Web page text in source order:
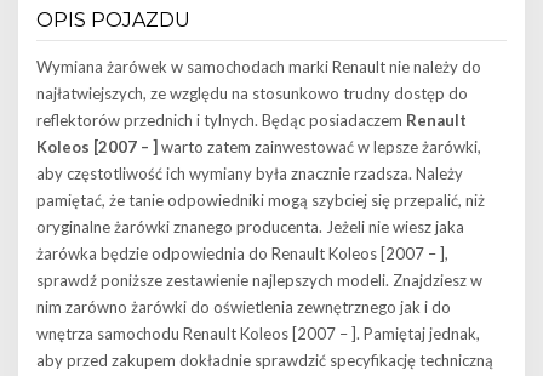
OPIS POJAZDU
Wymiana żarówek w samochodach marki Renault nie należy do
najłatwiejszych, ze względu na stosunkowo trudny dostęp do
reflektorów przednich i tylnych. Będąc posiadaczem Renault
Koleos [2007 – ] warto zatem zainwestować w lepsze żarówki,
aby częstotliwość ich wymiany była znacznie rzadsza. Należy
pamiętać, że tanie odpowiedniki mogą szybciej się przepalić, niż
oryginalne żarówki znanego producenta. Jeżeli nie wiesz jaka
żarówka będzie odpowiednia do Renault Koleos [2007 – ],
sprawdź poniższe zestawienie najlepszych modeli. Znajdziesz w
nim zarówno żarówki do oświetlenia zewnętrznego jak i do
wnętrza samochodu Renault Koleos [2007 – ]. Pamiętaj jednak,
aby przed zakupem dokładnie sprawdzić specyfikację techniczną